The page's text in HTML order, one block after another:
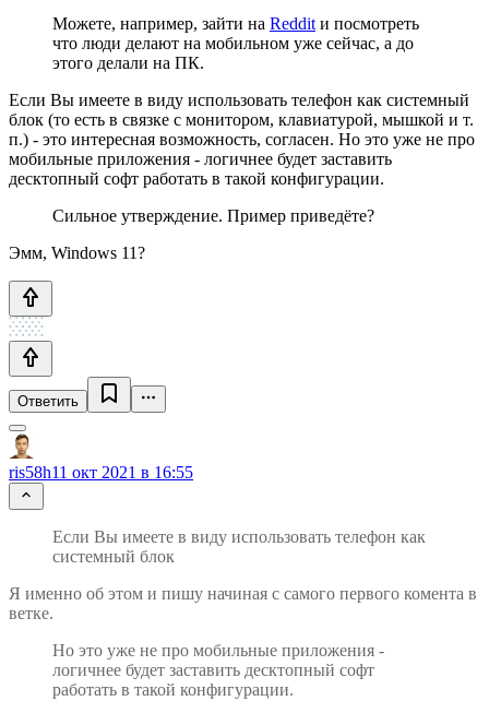
Можете, например, зайти на Reddit и посмотреть
что люди делают на мобильном уже сейчас, а до
этого делали на ПК.
Если Вы имеете в виду использовать телефон как системный
блок (то есть в связке с монитором, клавиатурой, мышкой и т.
п.) - это интересная возможность, согласен. Но это уже не про
мобильные приложения - логичнее будет заставить
десктопный софт работать в такой конфигурации.
Сильное утверждение. Пример приведёте?
Эмм, Windows 11?
Ответить
ris58h11 окт 2021 в 16:55
Если Вы имеете в виду использовать телефон как
системный блок
Я именно об этом и пишу начиная с самого первого комента в
ветке.
Но это уже не про мобильные приложения -
логичнее будет заставить десктопный софт
работать в такой конфигурации.